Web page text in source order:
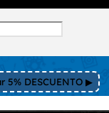
5% DESCUENTO ▶︎